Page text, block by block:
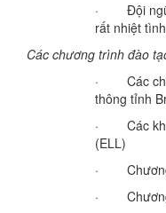
· Đội ngũ
rất nhiệt
Các chương trình đào
· Các
thông tỉnh
· Các
(ELL)
· Chương
· Chương